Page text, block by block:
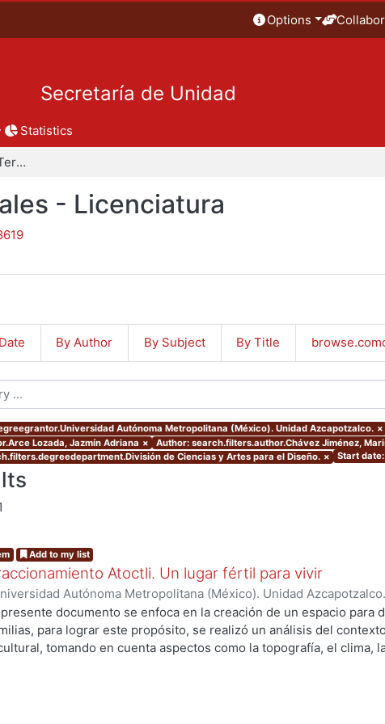
Options
Secretaría de Unidad
Statistics
Proyectos Integrales / Terminales - Licenciatura
- Licenciatura
By Author By Subject By Title
Autónoma Metropolitana (México). Unidad Azcapotzalco. ×
Lozada, Jazmín Adriana × Author: search.filters.author.Chávez Jiménez,
de Ciencias y Artes para el Diseño. × Start
Add to my list
Atoctli. Un lugar fértil para vivir
Autónoma Metropolitana (México). Unidad
Servicios de Información.,2023-06-30)Campa Cruz, Claudia
Jazmín Adriana; Chávez Jiménez, Marisol
presente documento se enfoca en la creación de un espacio para
para lograr este propósito, se realizó un análisis del
tomando en cuenta aspectos como la topografía, el clima,